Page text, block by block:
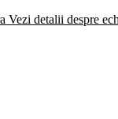
Vezi detalii despre